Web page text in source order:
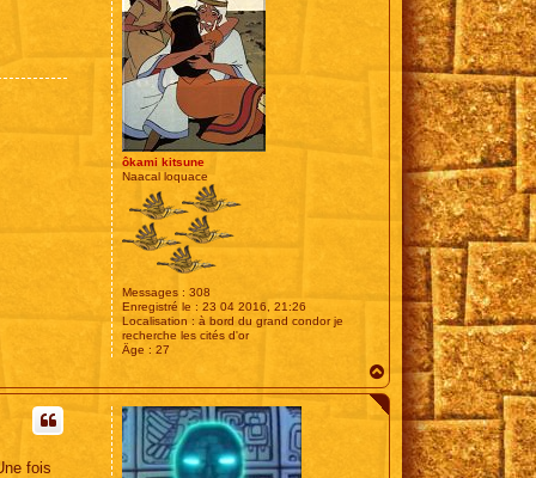
ôkami kitsune
Naacal loquace
Messages : 308
Enregistré le : 23 04 2016, 21:26
Localisation : à bord du grand condor je
recherche les cités d'or
Âge : 27
a
u
fois